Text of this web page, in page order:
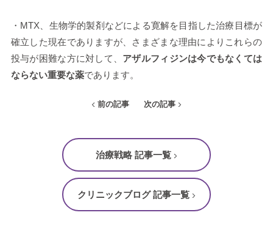
・MTX、生物学的製剤などによる寛解を目指した治療目標が
確立した現在でありますが、さまざまな理由によりこれらの
投与が困難な方に対して、 アザルフィジンは今でもなくては
ならない重要な薬であります。
前の記事 次の記事
治療戦略 記事一覧
クリニックブログ 記事一覧